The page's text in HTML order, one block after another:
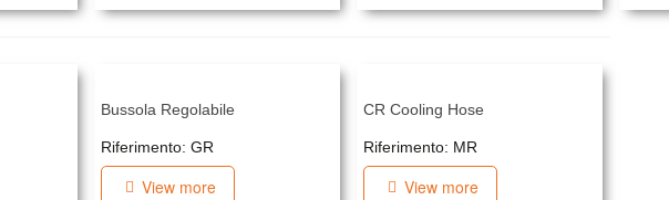
Bussola Regolabile
Riferimento: GR
View more
CR Cooling Hose
Riferimento: MR
View more